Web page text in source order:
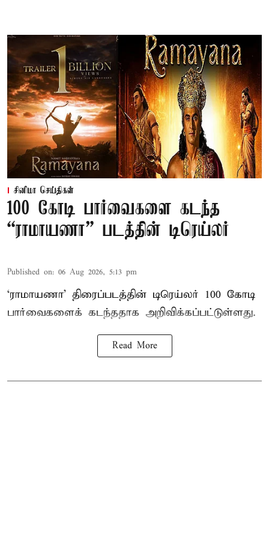
சினிமா செய்திகள்
100 கோடி பார்வைகளை கடந்த
“ராமாயணா” படத்தின் டிரெய்லர்
Published on: 06 Aug 2026, 5:13 pm
‘ராமாயணா’ திரைப்படத்தின் டிரெய்லர் 100 கோடி
பார்வைகளைக் கடந்ததாக அறிவிக்கப்பட்டுள்ளது.
Read More